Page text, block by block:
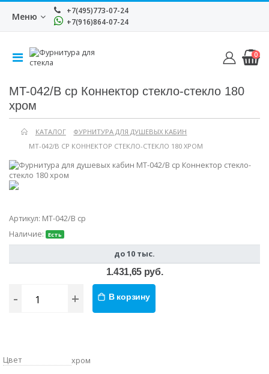
Меню
+7(495)773-07-24
+7(916)864-07-24
0
MT-042/В cp Коннектор стекло-стекло 180
хром
КАТАЛОГ
ФУРНИТУРА ДЛЯ ДУШЕВЫХ КАБИН
MT-042/В CP КОННЕКТОР СТЕКЛО-СТЕКЛО 180 ХРОМ
Артикул: MT-042/В cp
Наличие:
Есть
до 10 тыс.
1.431,65 руб.
- + В корзину
Цвет
хром